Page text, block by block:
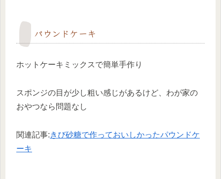
パウンドケーキ
ホットケーキミックスで簡単手作り
スポンジの目が少し粗い感じがあるけど、わが家の
おやつなら問題なし
関連記事:きび砂糖で作っておいしかったパウンドケ
ーキ